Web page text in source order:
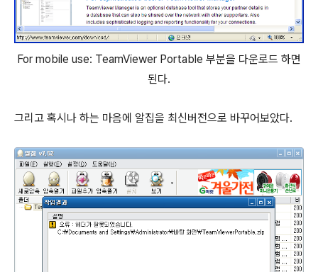
For mobile use: TeamViewer Portable 부분을 다운로드 하면
된다.
그리고 혹시나 하는 마음에 알집을 최신버전으로 바꾸어보았다.